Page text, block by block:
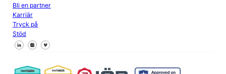
Bli en partner
Karriär
Tryck på
Stöd
Följ oss på Facebook
Följ oss på X
Följ oss på LinkedIn